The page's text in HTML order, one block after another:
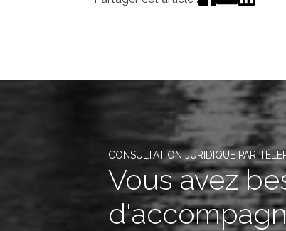
CONSULTATION JURIDIQUE PAR
Vous avez